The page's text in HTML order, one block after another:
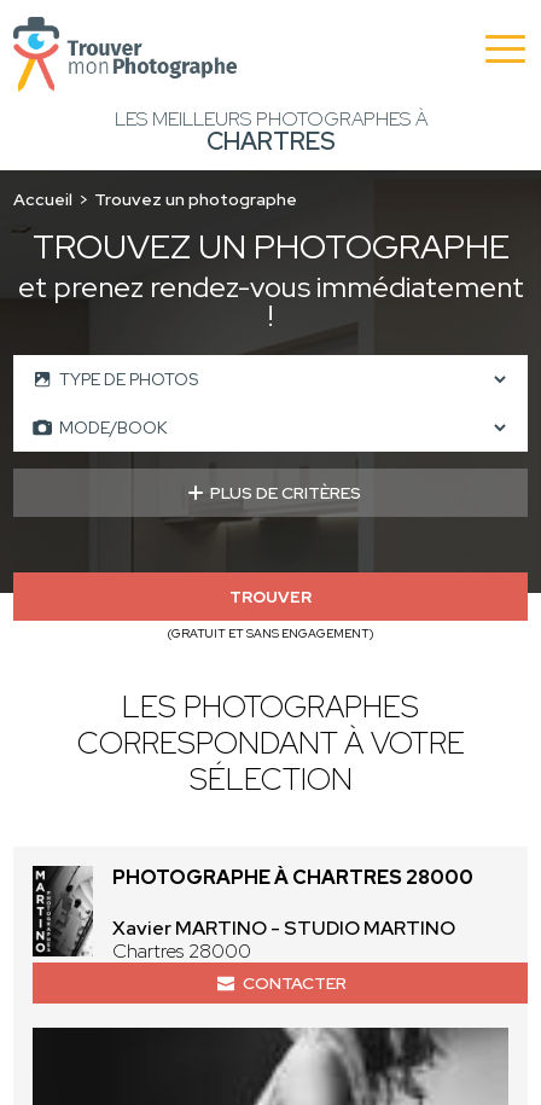
LES MEILLEURS PHOTOGRAPHES À
CHARTRES
Accueil Trouvez un photographe
TROUVEZ UN PHOTOGRAPHE
et prenez rendez-vous immédiatement
!
PLUS DE CRITÈRES
TROUVER
(GRATUIT ET SANS ENGAGEMENT)
LES PHOTOGRAPHES
CORRESPONDANT À VOTRE
SÉLECTION
PHOTOGRAPHE À CHARTRES 28000
Xavier MARTINO - STUDIO MARTINO
Chartres 28000
CONTACTER